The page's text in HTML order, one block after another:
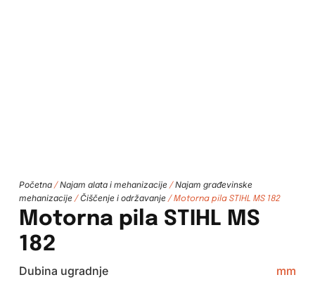
Početna/ Najam alata i mehanizacije/ Najam građevinske
mehanizacije/ Čiščenje i održavanje/ Motorna pila STIHL MS 182
Motorna pila STIHL MS
182
Dubina ugradnje mm